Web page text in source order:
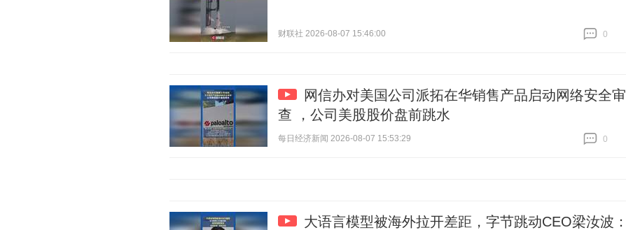
财联社 2026-08-07 15:46:00
0
网信办对美国公司派拓在华销售产品启动网络安全审
查 ，公司美股股价盘前跳水
每日经济新闻 2026-08-07 15:53:29
0
大语言模型被海外拉开差距，字节跳动CEO梁汝波：